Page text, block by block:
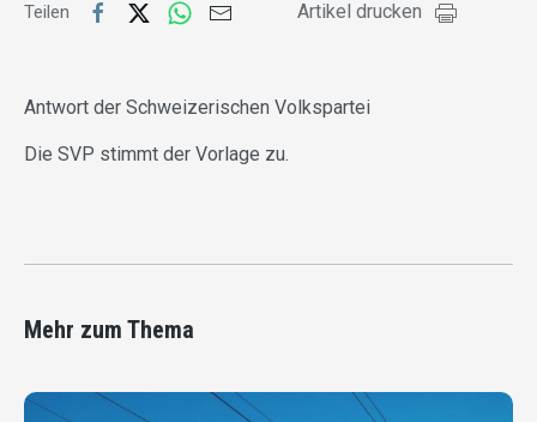
Teilen Artikel drucken
Antwort der Schweizerischen Volkspartei
Die SVP stimmt der Vorlage zu.
Mehr zum Thema